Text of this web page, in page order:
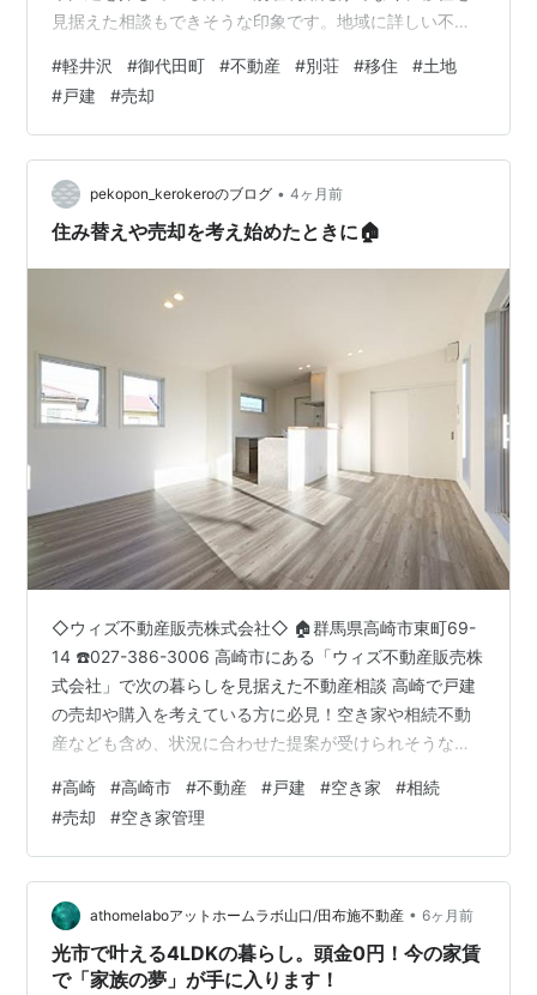
見据えた相談もできそうな印象です。地域に詳しい不動
部」がおすすめ！ （Google投稿より引用） 【 地価上昇
の今、軽井沢の別荘を納得の価格で売却 】 軽井沢にある
不動産会社【ゼオリゾート 不動産事業部】です。 長年愛
着を持ってきた資産だからこそ、その価値を正しく評価
され、最良の条件で次の方へ引き継ぎたいですよね。地
価が…
#軽井沢 #御代田町 #不動産 #別荘 #移住 #土地
#戸建 #売却
pekopon_kerokeroのブログ • 4ヶ月前
住み替えや売却を考え始めたときに🏠
◇ウィズ不動産販売株式会社◇ 🏠群馬県高崎市東町69-
14 ☎️027-386-3006 高崎市にある「ウィズ不動産販売株
式会社」で次の暮らしを見据えた不動産相談 高崎で戸建
の売却や購入を考えている方に必見！空き家や相続不動
産なども含め、状況に合わせた提案が受けられそうな印
できるポイント🏠「ウィズ不動産販売株式会社」がおす
すめ！ （Google投稿より引用） 【 戸建売却・購入を高
崎でプロが一貫サポート 】 高崎駅から徒歩8分にある
【ウィズ不動産販売株式会社】です。 高崎で不動産の売
却や住み替え、資産活用において「後悔のない最善の選
択」をしたい…
#高崎 #高崎市 #不動産 #戸建 #空き家 #相続
#売却 #空き家管理
athomelaboアットホームラボ山口/田布施不動産 • 6ヶ月前
光市で叶える4LDKの暮らし。頭金0円！今の家賃
で「家族の夢」が手に入ります！